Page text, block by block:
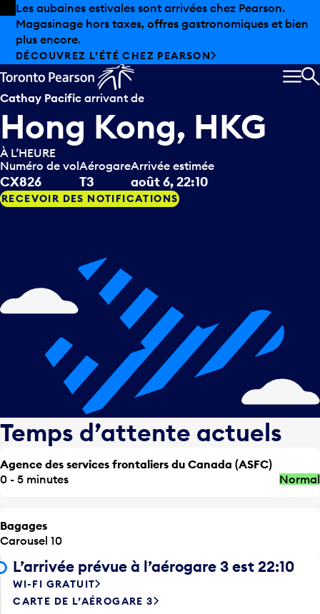
Skip to offers
Passer au contenu principal
Les aubaines estivales sont arrivées chez Pearson.
Magasinage hors taxes, offres gastronomiques et bien
plus encore.
DÉCOUVREZ L’ÉTÉ CHEZ PEARSON
Cathay Pacific arrivant de
Hong Kong, HKG
À L’HEURE
Numéro de vol
CX826
Aérogare
T3
Arrivée estimée
août 6, 22:10
RECEVOIR DES NOTIFICATIONS
Temps d’attente actuels
Agence des services frontaliers du Canada (ASFC)
0 - 5 minutes
Normal
Bagages
Carousel 10
L’arrivée prévue à l’aérogare 3 est 22:10
WI-FI GRATUIT
CARTE DE L’AÉROGARE 3